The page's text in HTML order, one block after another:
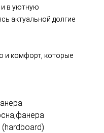
и в уютную
актуальной долгие
и комфорт, которые